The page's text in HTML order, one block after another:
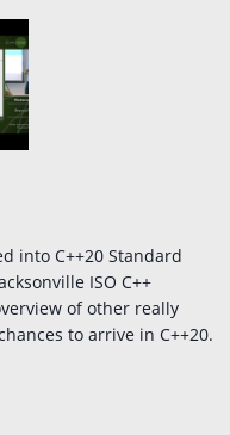
into C++20 Standard
ISO C++
of other really
to arrive in C++20.